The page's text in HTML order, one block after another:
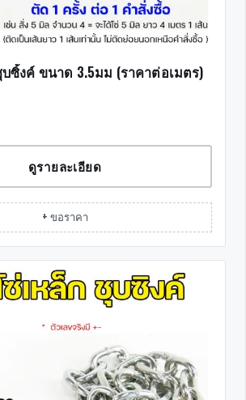
บซิ้งค์ ขนาด 3.5มม (ราคาต่อเมตร)
ดูรายละเอียด
+ ขอราคา